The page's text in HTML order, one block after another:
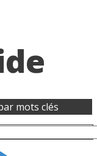
mots clés